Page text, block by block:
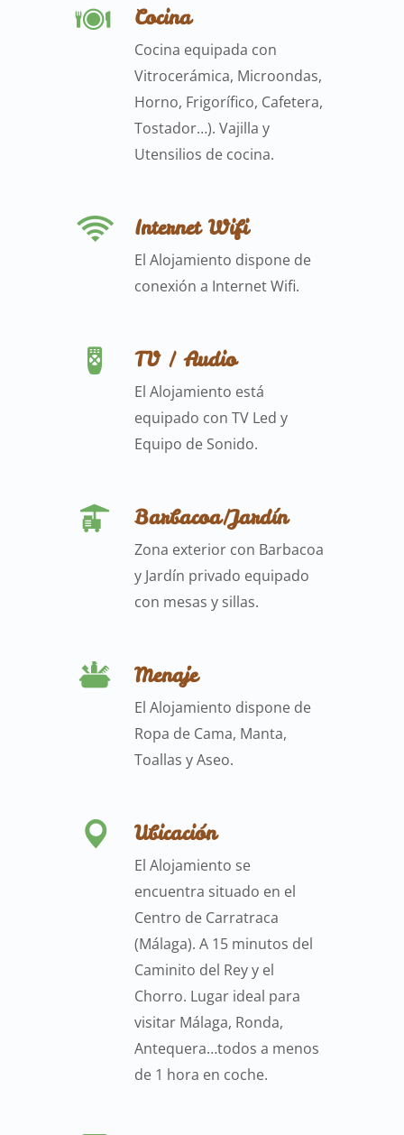
Cocina
Cocina equipada con
Vitrocerámica, Microondas,
Horno, Frigorífico, Cafetera,
Tostador…). Vajilla y
Utensilios de cocina.
Internet Wifi
El Alojamiento dispone de
conexión a Internet Wifi.
TV / Audio
El Alojamiento está
equipado con TV Led y
Equipo de Sonido.
Barbacoa/Jardín
Zona exterior con Barbacoa
y Jardín privado equipado
con mesas y sillas.
Menaje
El Alojamiento dispone de
Ropa de Cama, Manta,
Toallas y Aseo.
Ubicación
El Alojamiento se
encuentra situado en el
Centro de Carratraca
(Málaga). A 15 minutos del
Caminito del Rey y el
Chorro. Lugar ideal para
visitar Málaga, Ronda,
Antequera…todos a menos
de 1 hora en coche.